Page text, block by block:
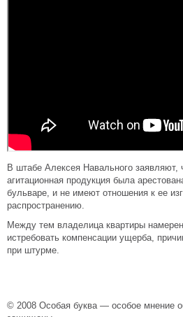
В штабе Алексея Навального заявляют,
агитационная продукция была
бульваре, и не имеют отношения к ее
распространению.
Между тем владелица квартиры
истребовать компенсации ущерба,
при штурме.
© 2008 Особая буква — особое мнение